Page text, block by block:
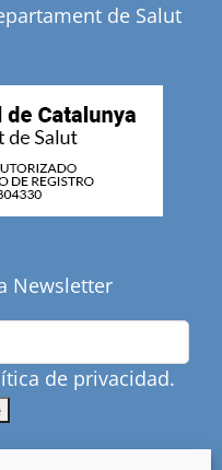
de Salut
Newsletter
de privacidad.